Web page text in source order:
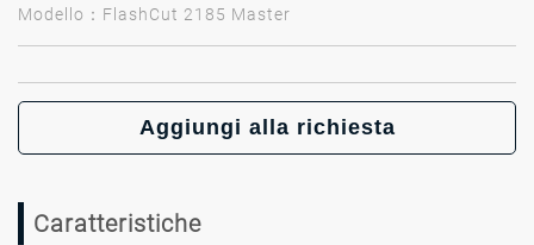
Modello：FlashCut 2185 Master
Aggiungi alla richiesta
Caratteristiche